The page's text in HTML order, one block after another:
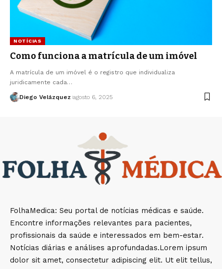
NOTÍCIAS
Como funciona a matrícula de um imóvel
A matrícula de um imóvel é o registro que individualiza
juridicamente cada…
Diego Velázquez agosto 6, 2025
FolhaMedica: Seu portal de notícias médicas e saúde.
Encontre informações relevantes para pacientes,
profissionais da saúde e interessados em bem-estar.
Notícias diárias e análises aprofundadas.Lorem ipsum
dolor sit amet, consectetur adipiscing elit. Ut elit tellus,